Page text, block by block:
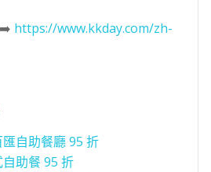
➡️ https://www.kkday.com/zh-
自助餐廳 95 折
助餐 95 折